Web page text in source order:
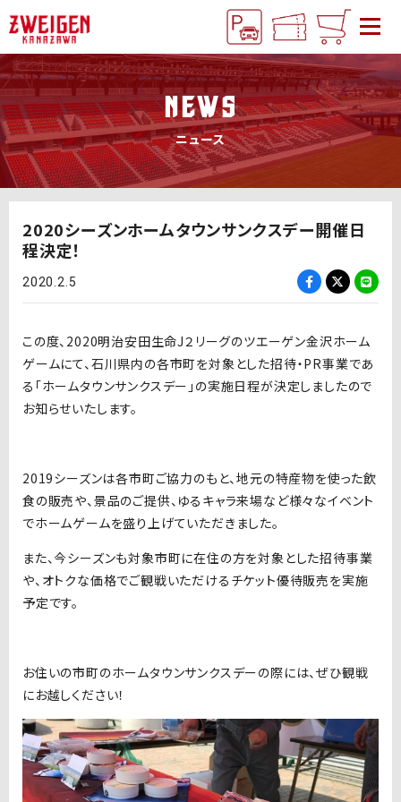
NEWS
ニュース
2020シーズンホームタウンサンクスデー開催日
程決定！
2020.2.5
この度、2020明治安田生命J２リーグのツエーゲン金沢ホーム
ゲームにて、石川県内の各市町を対象とした招待・PR事業であ
る「ホームタウンサンクスデー」の実施日程が決定しましたので
お知らせいたします。
2019シーズンは各市町ご協力のもと、地元の特産物を使った飲
食の販売や、景品のご提供、ゆるキャラ来場など様々なイベント
でホームゲームを盛り上げていただきました。
また、今シーズンも対象市町に在住の方を対象とした招待事業
や、オトクな価格でご観戦いただけるチケット優待販売を実施
予定です。
お住いの市町のホームタウンサンクスデーの際には、ぜひ観戦
にお越しください！